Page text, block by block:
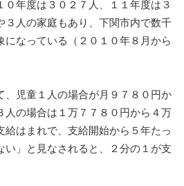
０年度は３０２７人、１１年度は３
３人の家庭もあり、下関市内で数千
になっている（２０１０年８月から
児童１人の場合が月９７８０円か
人の場合は１万７７８０円から４万
給はまれで、支給開始から５年たっ
い」と見なされると、２分の１が支